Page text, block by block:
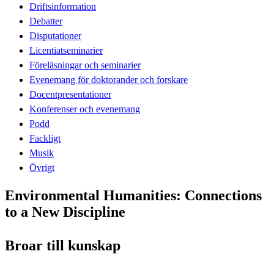
Driftsinformation
Debatter
Disputationer
Licentiatseminarier
Föreläsningar och seminarier
Evenemang för doktorander och forskare
Docentpresentationer
Konferenser och evenemang
Podd
Fackligt
Musik
Övrigt
Environmental Humanities: Connections
to a New Discipline
Broar till kunskap